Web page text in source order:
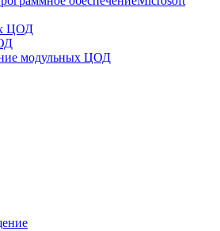
ЦОД
модульных ЦОД